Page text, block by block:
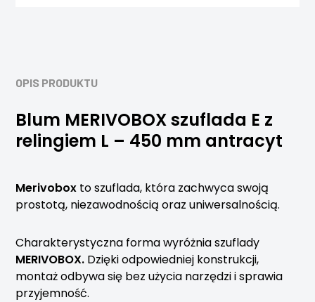
OPIS PRODUKTU
Blum MERIVOBOX szuflada E z
relingiem L – 450 mm antracyt
Merivobox to szuflada, która zachwyca swoją
prostotą, niezawodnością oraz uniwersalnością.
Charakterystyczna forma wyróżnia szuflady
MERIVOBOX. Dzięki odpowiedniej konstrukcji,
montaż odbywa się bez użycia narzędzi i sprawia
przyjemność.